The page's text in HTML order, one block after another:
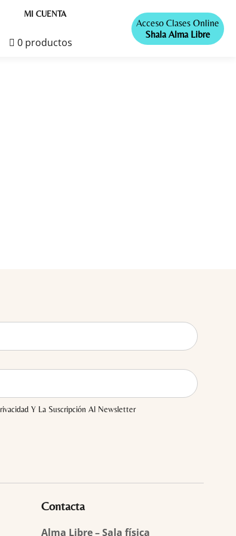
MI CUENTA
0 productos
Acceso Clases Online
Shala Alma Libre
Y La Suscripción Al Newsletter
Contacta
Alma Libre – Sala física